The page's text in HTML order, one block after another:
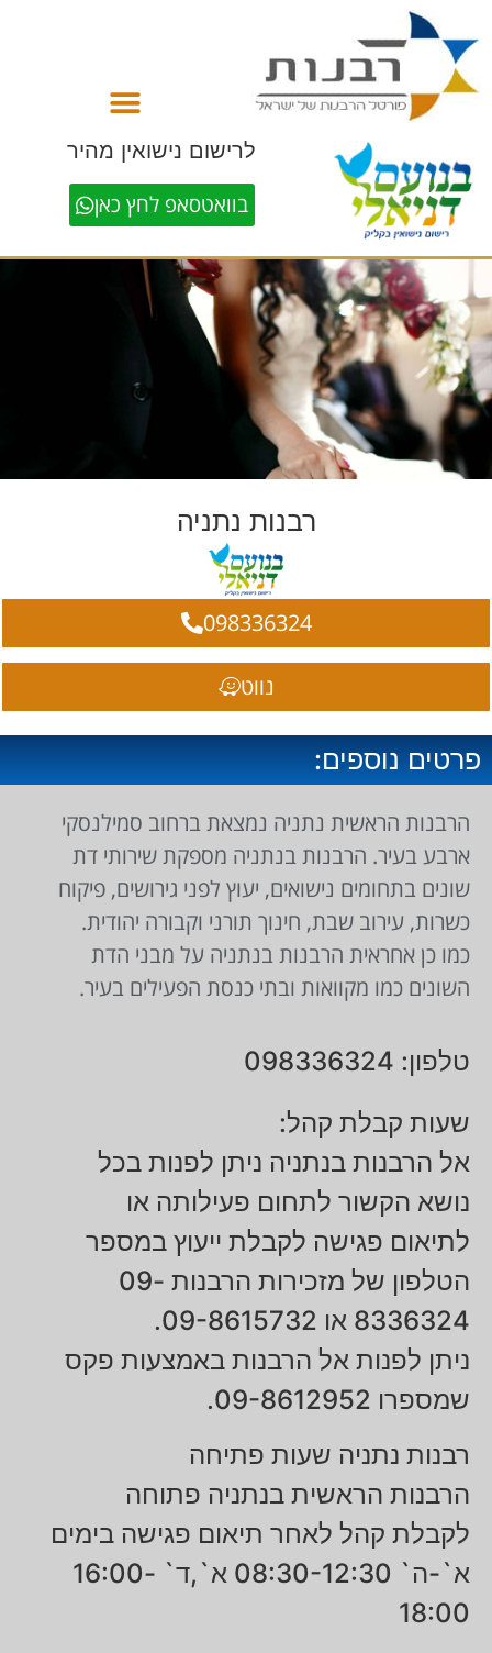
לרישום נישואין מהיר
בוואטסאפ לחץ כאן
רבנות נתניה
098336324
נווט
פרטים נוספים:
הרבנות הראשית נתניה נמצאת ברחוב סמילנסקי
ארבע בעיר. הרבנות בנתניה מספקת שירותי דת
שונים בתחומים נישואים, יעוץ לפני גירושים, פיקוח
כשרות, עירוב שבת, חינוך תורני וקבורה יהודית.
כמו כן אחראית הרבנות בנתניה על מבני הדת
השונים כמו מקוואות ובתי כנסת הפעילים בעיר.
טלפון: 098336324
שעות קבלת קהל:
אל הרבנות בנתניה ניתן לפנות בכל
נושא הקשור לתחום פעילותה או
לתיאום פגישה לקבלת ייעוץ במספר
הטלפון של מזכירות הרבנות 09-
8336324 או 09-8615732.
ניתן לפנות אל הרבנות באמצעות פקס
שמספרו 09-8612952.
רבנות נתניה שעות פתיחה
הרבנות הראשית בנתניה פתוחה
לקבלת קהל לאחר תיאום פגישה בימים
א`-ה` 08:30-12:30 א`,ד` 16:00-
18:00